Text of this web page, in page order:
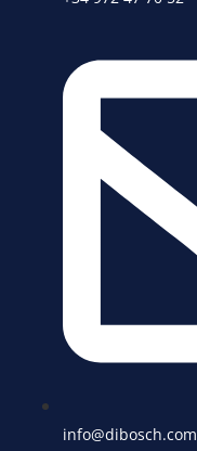
info@dibosch.com